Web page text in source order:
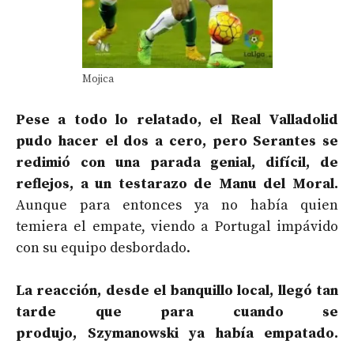
Mojica
Pese a todo lo relatado, el Real Valladolid
pudo hacer el dos a cero, pero Serantes se
redimió con una parada genial, difícil, de
reflejos, a un testarazo de Manu del Moral.
Aunque para entonces ya no había quien
temiera el empate, viendo a Portugal impávido
con su equipo desbordado.
La reacción, desde el banquillo local, llegó tan
tarde que para cuando se
produjo, Szymanowski ya había empatado.